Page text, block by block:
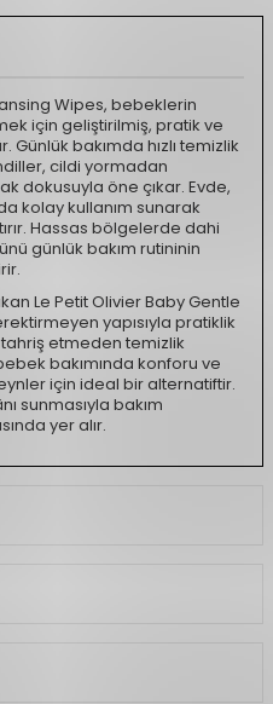
Wipes, bebeklerin
için geliştirilmiş, pratik ve
bakımda hızlı temizlik
cildi yormadan
dokusuyla öne çıkar. Evde,
kolay kullanım sunarak
Hassas bölgelerde dahi
günlük bakım rutininin
Le Petit Olivier Baby Gentle
yapısıyla pratiklik
etmeden temizlik
bakımında konforu ve
için ideal bir alternatiftir.
sunmasıyla bakım
yer alır.